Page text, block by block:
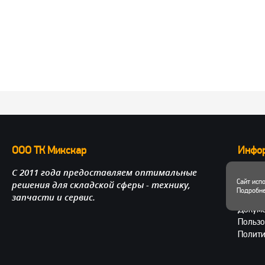
ООО ТК Микскар
С 2011 года предоставляем оптимальные
решения для складской сферы - технику,
запчасти и сервис.
Сайт